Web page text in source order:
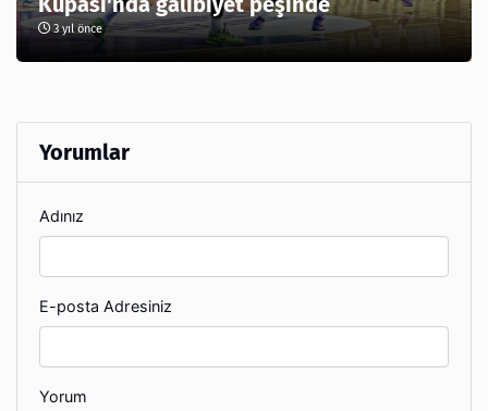
3 yıl önce
Yorumlar
Adınız
E-posta Adresiniz
Yorum